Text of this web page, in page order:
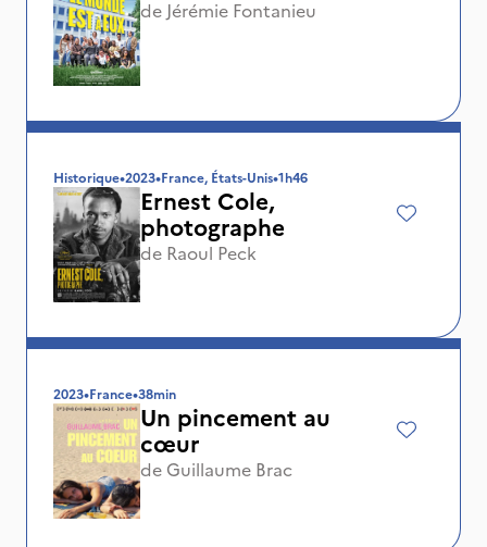
de Jérémie Fontanieu
Historique•2023•France, États-Unis•1h46
Ernest Cole,
photographe
de Raoul Peck
2023•France•38min
Un pincement au
cœur
de Guillaume Brac